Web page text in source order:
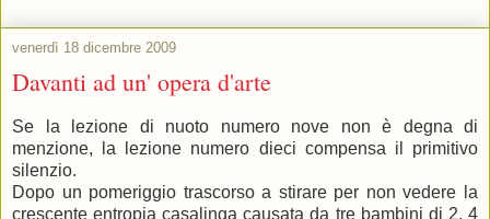
venerdì 18 dicembre 2009
Davanti ad un' opera d'arte
Se la lezione di nuoto numero nove non è degna di
menzione, la lezione numero dieci compensa il primitivo
silenzio.
Dopo un pomeriggio trascorso a stirare per non vedere la
crescente entropia casalinga causata da tre bambini di 2, 4